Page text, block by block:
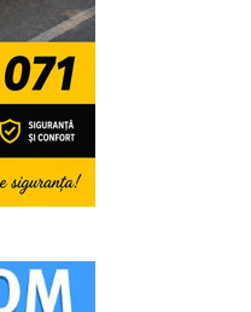
acorda „Diploma de
și premii elevilor care
națională a
2025-2026,
celor 4 elevi
10 la Examenul de
campioni la diferite